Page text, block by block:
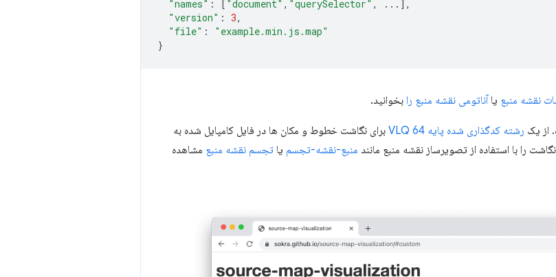
"names" : [ "document" , "querySelector" ,
...],
"version" : 3,
"file" :
"example.min.js.map"
}
نقشه منبع یا آناتومی نقشه منبع را بخوانید.
از یک رشته کدگذاری شده پایه 64 VLQ
برای نگاشت خطوط و مکان ها در فایل کامپایل شده به
را با استفاده از تصویرساز نقشه منبع مانند منبع-نقشه-تجسم یا تجسم نقشه منبع مشاهده